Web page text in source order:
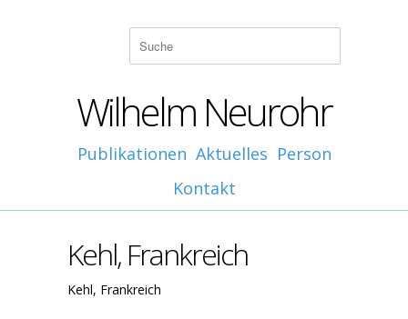
Wilhelm Neurohr
Publikationen Aktuelles Person
Kontakt
Kehl, Frankreich
Kehl, Frankreich